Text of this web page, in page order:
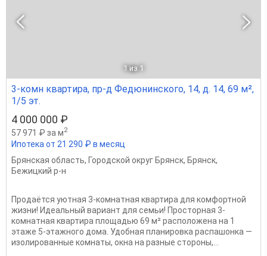
1 из 1
3-комн квартира, пр-д Федюнинского, 14, д. 14, 69 м²,
1/5 эт.
4 000 000 ₽
57 971 ₽ за м2
Ипотека от 21 290 ₽ в месяц
Брянская область, Городской округ Брянск, Брянск,
Бежицкий р-н
Продаётся уютная 3-комнатная квартира для комфортной
жизни! Идеальный вариант для семьи! Просторная 3-
комнатная квартира площадью 69 м² расположена на 1
этаже 5-этажного дома. Удобная планировка распашонка —
изолированные комнаты, окна на разные стороны,...